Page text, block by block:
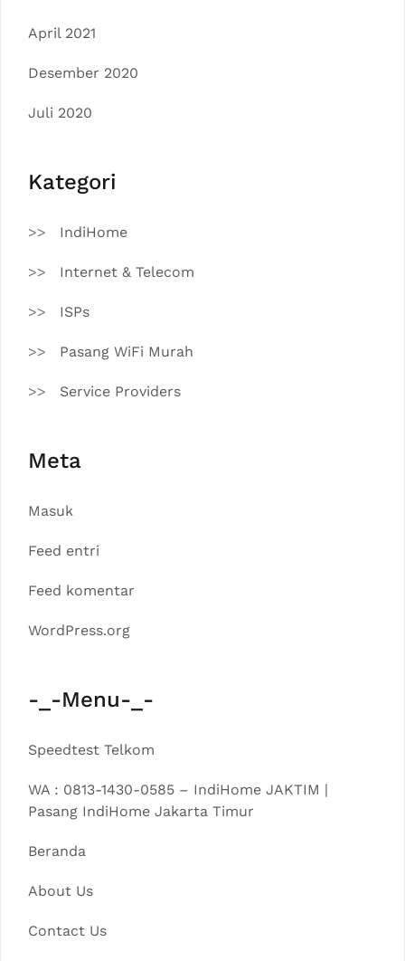
April 2021
Desember 2020
Juli 2020
Kategori
IndiHome
Internet & Telecom
ISPs
Pasang WiFi Murah
Service Providers
Meta
Masuk
Feed entri
Feed komentar
WordPress.org
-_-Menu-_-
Speedtest Telkom
WA : 0813-1430-0585 – IndiHome JAKTIM |
Pasang IndiHome Jakarta Timur
Beranda
About Us
Contact Us